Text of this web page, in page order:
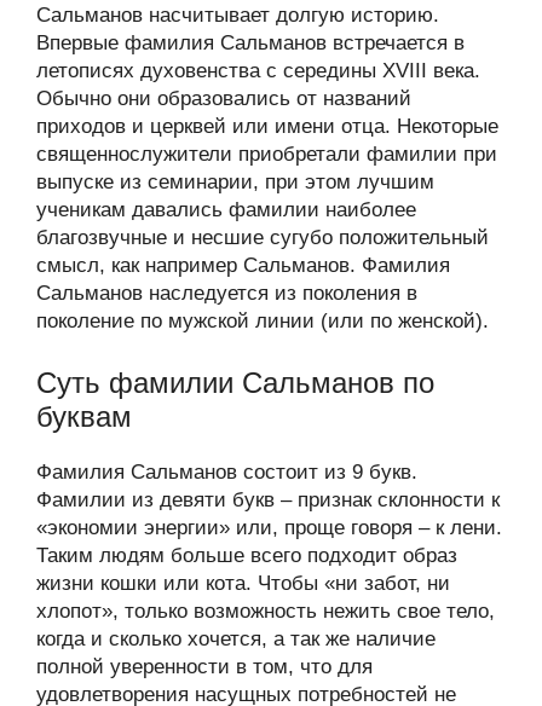
Сальманов насчитывает долгую историю.
Впервые фамилия Сальманов встречается в
летописях духовенства с середины XVIII века.
Обычно они образовались от названий
приходов и церквей или имени отца. Некоторые
священнослужители приобретали фамилии при
выпуске из семинарии, при этом лучшим
ученикам давались фамилии наиболее
благозвучные и несшие сугубо положительный
смысл, как например Сальманов. Фамилия
Сальманов наследуется из поколения в
поколение по мужской линии (или по женской).
Суть фамилии Сальманов по
буквам
Фамилия Сальманов состоит из 9 букв.
Фамилии из девяти букв – признак склонности к
«экономии энергии» или, проще говоря – к лени.
Таким людям больше всего подходит образ
жизни кошки или кота. Чтобы «ни забот, ни
хлопот», только возможность нежить свое тело,
когда и сколько хочется, а так же наличие
полной уверенности в том, что для
удовлетворения насущных потребностей не